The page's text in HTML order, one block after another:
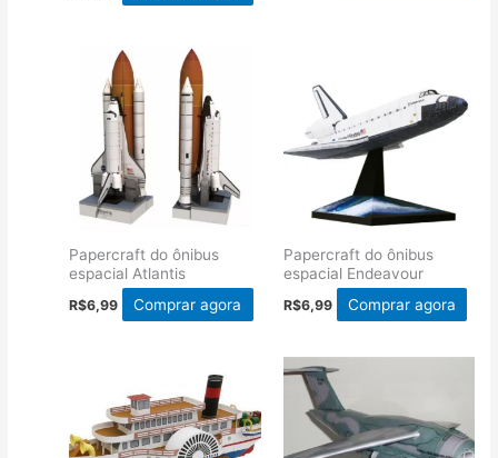
Papercraft do ônibus
espacial Atlantis
R$6,99 Comprar agora
Papercraft do ônibus
espacial Endeavour
R$6,99 Comprar agora